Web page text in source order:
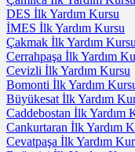
DES İlk Yardım Kursu
İMES İlk Yardım Kursu
Çakmak İlk Yardım Kursu
Cerrahpaşa İlk Yardım
Cevizli İlk Yardım Kursu
Bomonti İlk Yardım
Büyükesat İlk Yardım
Caddebostan İlk Yardım
Cankurtaran İlk Yardım
Cevatpaşa İlk Yardım